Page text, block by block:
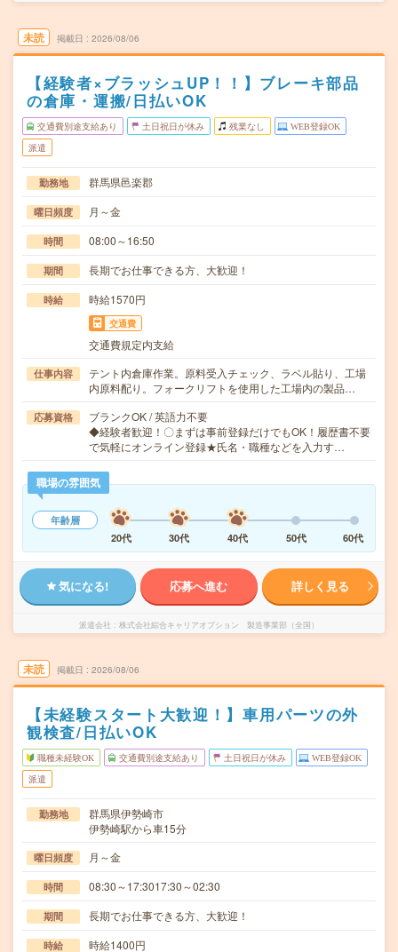
未読 掲載日 2026/08/06
【経験者×ブラッシュUP！！】ブレーキ部品
の倉庫・運搬/日払いOK
交通費別途支給あり 土日祝日が休み 残業なし WEB登録OK
派遣
勤務地 群馬県邑楽郡
曜日頻度 月～金
時間 08:00～16:50
期間 長期でお仕事できる方、大歓迎！
時給 時給1570円
交通費
交通費規定内支給
仕事内容
テント内倉庫作業。原料受入チェック、ラベル貼り、工場
内原料配り。フォークリフトを使用した工場内の製品…
応募資格
ブランクOK / 英語力不要
◆経験者歓迎！〇まずは事前登録だけでもOK！履歴書不要
で気軽にオンライン登録★氏名・職種などを入力す…
職場の雰囲気
年齢層
20代
30代 40代 50代 60代
気になる! 応募へ進む 詳しく見る
派遣会社 株式会社綜合キャリアオプション 製造事業部（全国）
未読 掲載日 2026/08/06
【未経験スタート大歓迎！】車用パーツの外
観検査/日払いOK
職種未経験OK 交通費別途支給あり 土日祝日が休み WEB登録OK
派遣
勤務地
群馬県伊勢崎市
伊勢崎駅から車15分
曜日頻度 月～金
時間 08:30～17:3017:30～02:30
期間 長期でお仕事できる方、大歓迎！
時給 時給1400円